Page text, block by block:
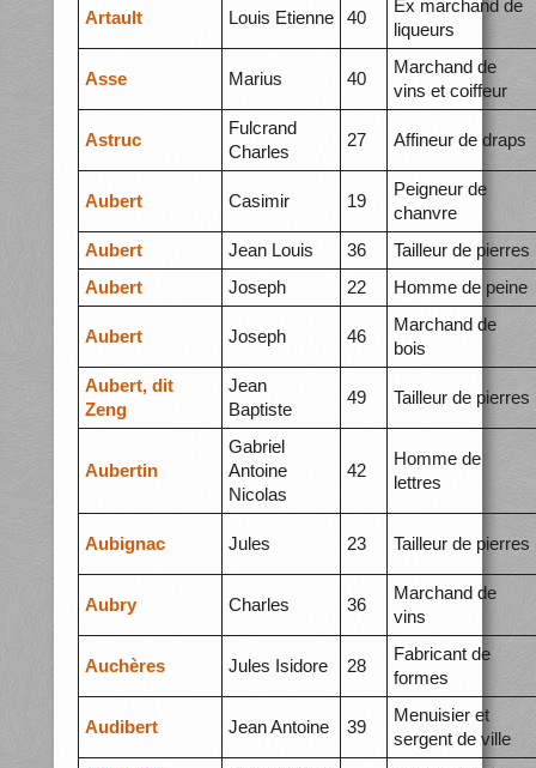
Artault Louis Etienne 40
Ex marchand de
liqueurs
Asse Marius 40
Marchand de
vins et coiffeur
Astruc
Fulcrand
Charles
27 Affineur de draps
Aubert Casimir 19
Peigneur de
chanvre
Aubert
Jean Louis 36
Tailleur de pierres
Aubert
Joseph 22 Homme de peine
Aubert Joseph 46
Marchand de
bois
Aubert, dit
Zeng
Jean
Baptiste
49 Tailleur de pierres
Aubertin
Gabriel
Antoine
Nicolas
42
Homme de
lettres
Aubignac Jules 23 Tailleur de pierres
Aubry Charles 36
Marchand de
vins
Auchères Jules Isidore 28
Fabricant de
formes
Audibert Jean Antoine 39
Menuisier et
sergent de ville